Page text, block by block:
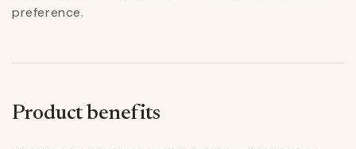
preference.
Product benefits